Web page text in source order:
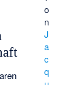
o
n
J
a
c
q